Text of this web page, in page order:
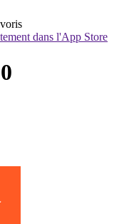
dans l'App Store